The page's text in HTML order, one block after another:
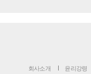
회사소개 윤리강령